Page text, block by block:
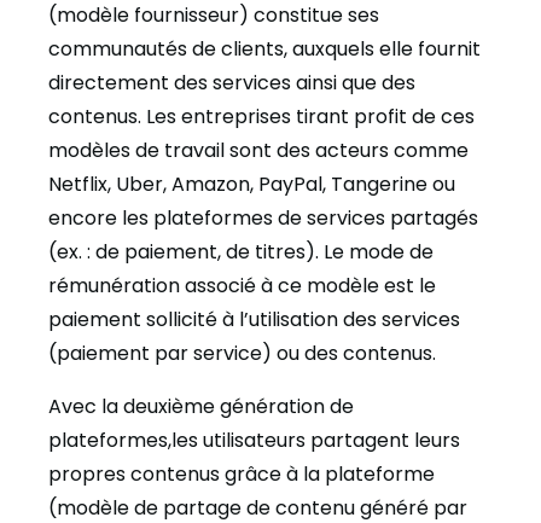
(modèle fournisseur) constitue ses
communautés de clients, auxquels elle fournit
directement des services ainsi que des
contenus. Les entreprises tirant profit de ces
modèles de travail sont des acteurs comme
Netflix, Uber, Amazon, PayPal, Tangerine ou
encore les plateformes de services partagés
(ex. : de paiement, de titres). Le mode de
rémunération associé à ce modèle est le
paiement sollicité à l’utilisation des services
(paiement par service) ou des contenus.
Avec la deuxième générationde
plateformes,les utilisateurs partagent leurs
propres contenus grâce à la plateforme
(modèle de partage de contenu généré par